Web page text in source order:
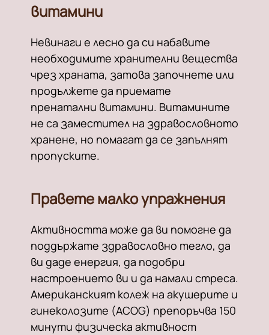
витамини
Невинаги е лесно да си набавите
необходимите хранителни вещества
чрез храната, затова започнете или
продължете да приемате
пренатални витамини. Витамините
не са заместител на здравословното
хранене, но помагат да се запълнят
пропуските.
Правете малко упражнения
Активността може да ви помогне да
поддържате здравословно тегло, да
ви даде енергия, да подобри
настроението ви и да намали стреса.
Американският колеж на акушерите и
гинеколозите (ACOG) препоръчва 150
минути физическа активност